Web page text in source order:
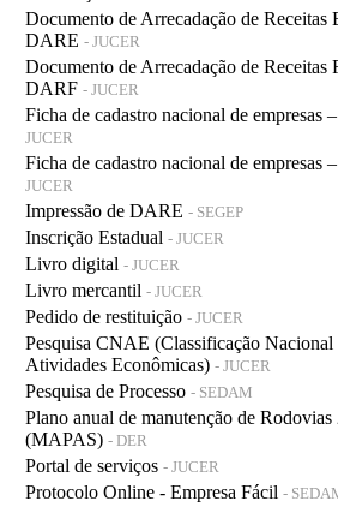
Documento de Arrecadação de Receitas
DARE - JUCER
Documento de Arrecadação de Receitas
DARF - JUCER
Ficha de cadastro nacional de empresas
JUCER
Ficha de cadastro nacional de empresas
JUCER
Impressão de DARE - SEGEP
Inscrição Estadual - JUCER
Livro digital - JUCER
Livro mercantil - JUCER
Pedido de restituição - JUCER
Pesquisa CNAE (Classificação Nacional
Atividades Econômicas) - JUCER
Pesquisa de Processo - SEDAM
Plano anual de manutenção de Rodovias
(MAPAS) - DER
Portal de serviços - JUCER
Protocolo Online - Empresa Fácil -